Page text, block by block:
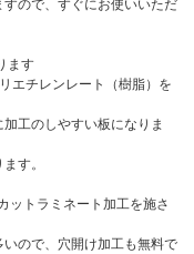
ので、すぐにお使いいただ
ます
エチレンレート（樹脂）を
工のしやすい板になりま
す。
ットラミネート加工を施さ
ので、穴開け加工も無料で